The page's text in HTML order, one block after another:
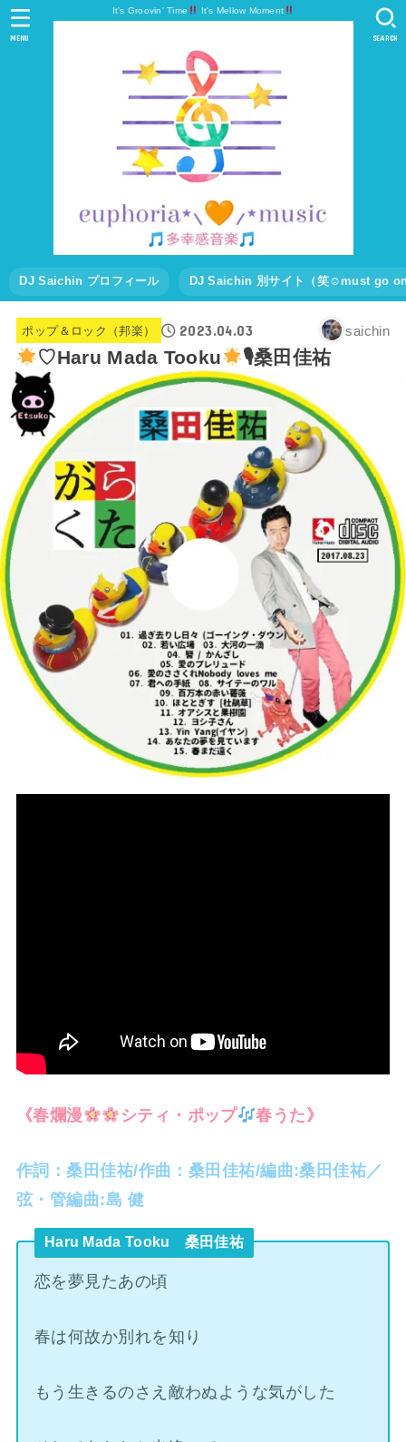
It's Groovin' Time It's Mellow Moment
DJ Saichin プロフィール DJ Saichin 別サイト（笑☺must go
SEARCH
MENU
ポップ＆ロック（邦楽） 2023.04.03 saichin
♡Haru Mada Tooku 🎙桑田佳祐
《春爛漫 シティ・ポップ 春うた》
作詞：桑田佳祐/作曲：桑田佳祐/編曲:桑田佳祐／
弦・管編曲:島 健
Haru Mada Tooku 桑田佳祐
恋を夢見たあの頃
春は何故か別れを知り
もう生きるのさえ敵わぬような気がした